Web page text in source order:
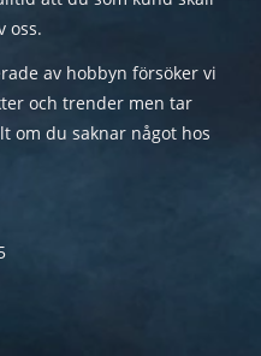
oss.
av hobbyn försöker vi
och trender men tar
om du saknar något hos